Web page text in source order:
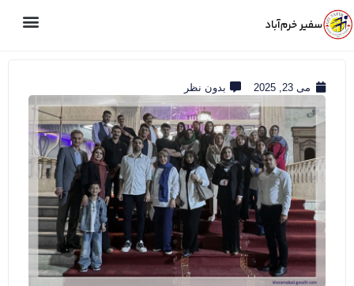
می 23, 2025 بدون نظر